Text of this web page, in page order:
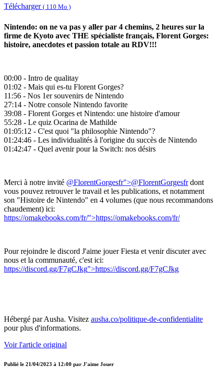
Télécharger ( 110 Mo )
Nintendo: on ne va pas y aller par 4 chemins, 2 heures sur la
firme de Kyoto avec THE spécialiste français, Florent Gorges:
histoire, anecdotes et passion totale au RDV!!!
00:00 - Intro de qualitay
01:02 - Mais qui es-tu Florent Gorges?
11:56 - Nos 1er souvenirs de Nintendo
27:14 - Notre console Nintendo favorite
39:08 - Florent Gorges et Nintendo: une histoire d'amour
55:28 - Le quiz Ocarina de Mathilde
01:05:12 - C'est quoi "la philosophie Nintendo"?
01:24:46 - Les individualités à l'origine du succès de Nintendo
01:42:47 - Quel avenir pour la Switch: nos désirs
Merci à notre invité @FlorentGorgesfr">@FlorentGorgesfrdont
vous pouvez retrouver le travail et les publications, et notamment
son "Histoire de Nintendo" en 4 volumes (que nous recommandons
chaudement) ici:
https://omakebooks.com/fr/">https://omakebooks.com/fr/
Pour rejoindre le discord J'aime jouer Fiesta et venir discuter avec
nous et la communauté, c'est ici:
https://discord.gg/F7gCJkg">https://discord.gg/F7gCJkg
Hébergé par Ausha. Visitez ausha.co/politique-de-confidentialite
pour plus d'informations.
Voir l'article original
Publié le 21/04/2023 à 12:00 par J'aime Jouer